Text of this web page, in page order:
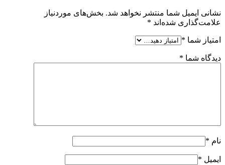
نشانی ایمیل شما منتشر نخواهد شد. بخش‌های موردنیاز
علامت‌گذاری شده‌اند *
امتیاز شما *
دیدگاه شما *
نام *
ایمیل *